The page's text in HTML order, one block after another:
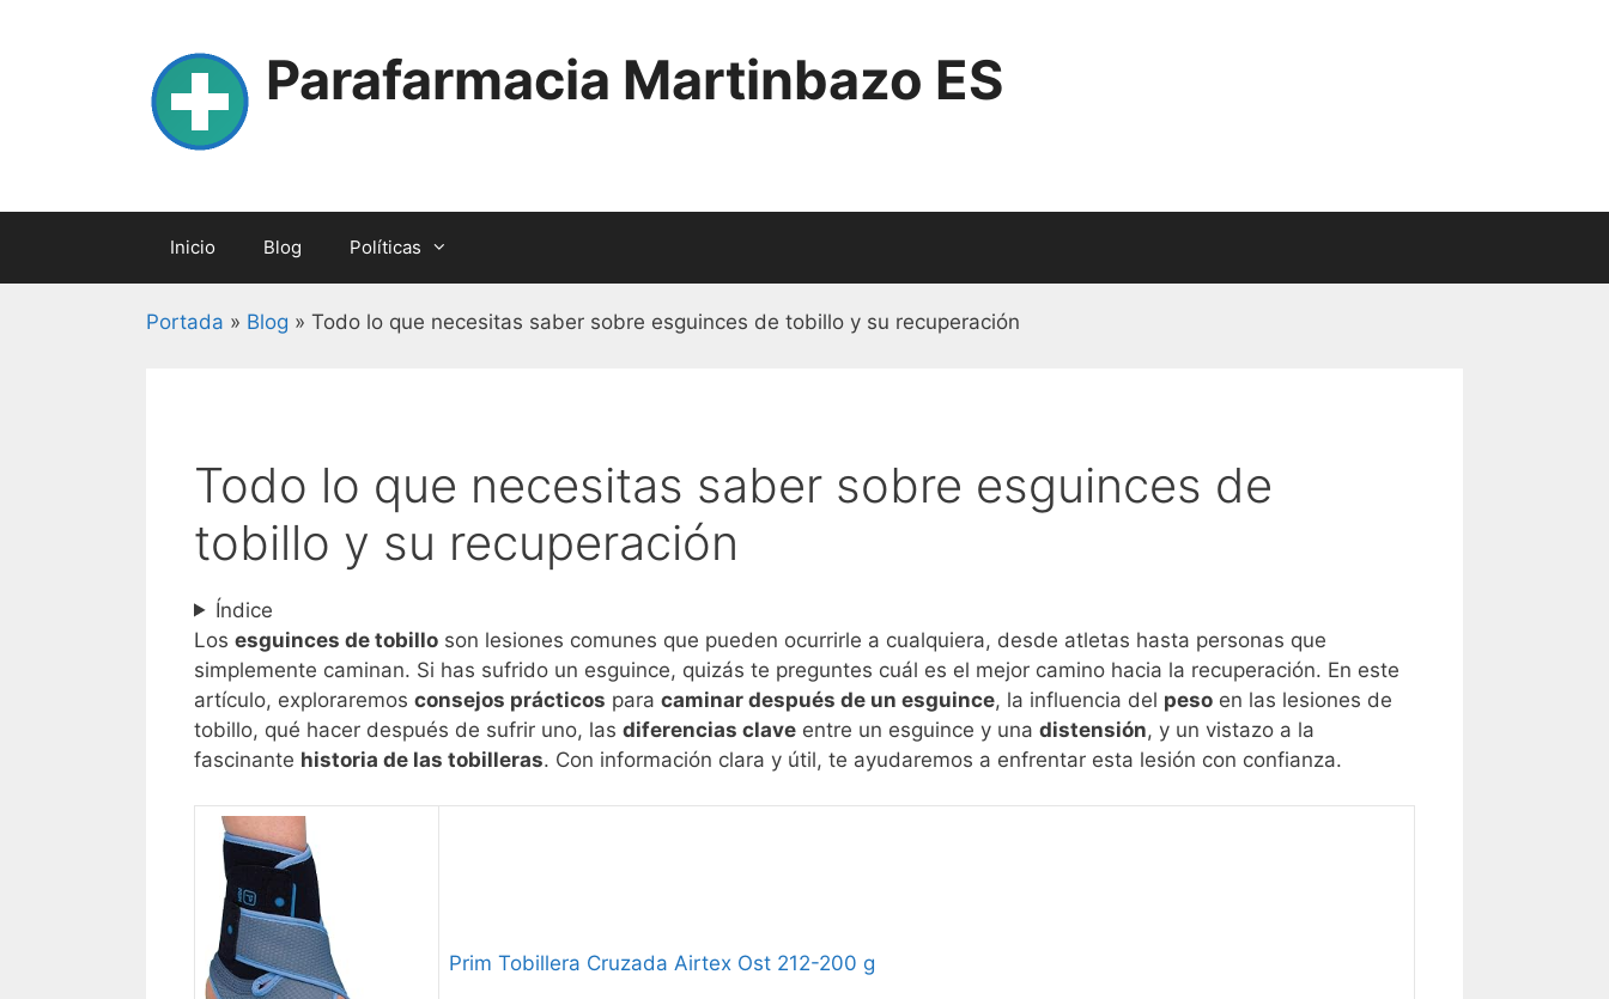
Parafarmacia Martinbazo ES
Inicio Blog Políticas
Portada » Blog » Todo lo que necesitas saber sobre esguinces de tobillo y su recuperación
Todo lo que necesitas saber sobre esguinces de
tobillo y su recuperación
Índice
Los esguinces de tobillo son lesiones comunes que pueden ocurrirle a cualquiera, desde atletas hasta personas que
simplemente caminan. Si has sufrido un esguince, quizás te preguntes cuál es el mejor camino hacia la recuperación. En este
artículo, exploraremos consejos prácticos para caminar después de un esguince, la influencia del peso en las lesiones de
tobillo, qué hacer después de sufrir uno, las diferencias clave entre un esguince y una distensión, y un vistazo a la
fascinante historia de las tobilleras. Con información clara y útil, te ayudaremos a enfrentar esta lesión con confianza.
Prim Tobillera Cruzada Airtex Ost 212-200 g